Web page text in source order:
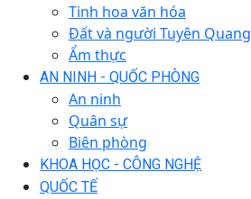
Tinh hoa văn hóa
Đất và người Tuyên Quang
Ẩm thực
AN NINH - QUỐC PHÒNG
An ninh
Quân sự
Biên phòng
KHOA HỌC - CÔNG NGHỆ
QUỐC TẾ